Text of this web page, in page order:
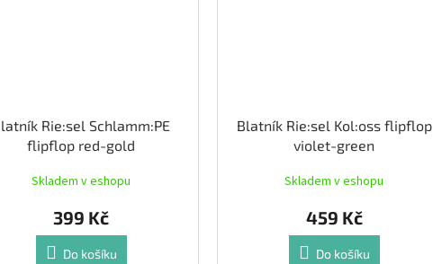
Rie:sel Schlamm:PE
flipflop red-gold
Skladem v eshopu
399 Kč
Do košíku
Blatník Rie:sel Kol:oss flipflop
violet-green
Skladem v eshopu
459 Kč
Do košíku